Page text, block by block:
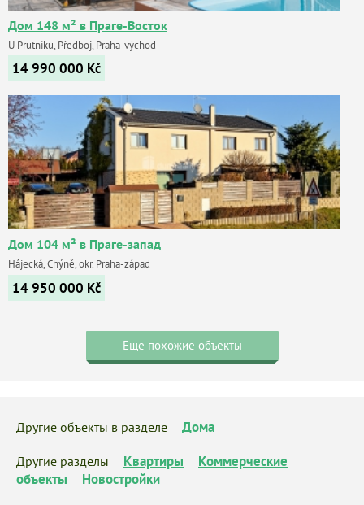
Дом 148 м² в Праге-Восток
U Prutníku, Předboj, Praha-východ
14 990 000 Kč
Дом 104 м² в Праге-запад
Hájecká, Chýně, okr. Praha-západ
14 950 000 Kč
Еще похожие объекты
Другие объекты в разделе Дома
Другие разделы Квартиры
Коммерческие
объекты
Новостройки